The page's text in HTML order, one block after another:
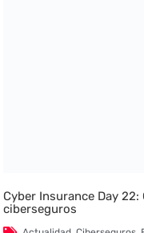
Cyber Insurance Day
ciberseguros